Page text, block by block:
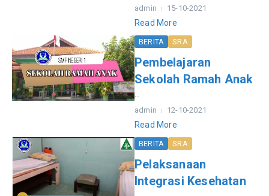
admin 15-10-2021
Read More
BERITA SRA
Pembelajaran
Sekolah Ramah Anak
admin 12-10-2021
Read More
BERITA SRA
Pelaksanaan
Integrasi Kesehatan